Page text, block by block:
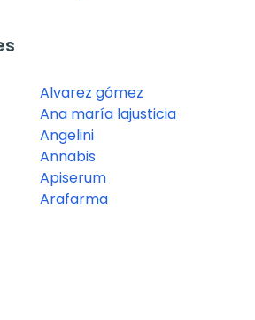
Alvarez gómez
Ana maría lajusticia
Angelini
Annabis
Apiserum
Arafarma